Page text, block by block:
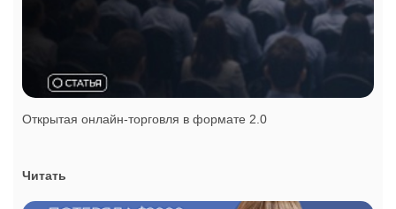
Открытая онлайн-торговля в формате 2.0
Читать